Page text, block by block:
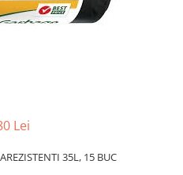
Lei
35L, 15 BUC